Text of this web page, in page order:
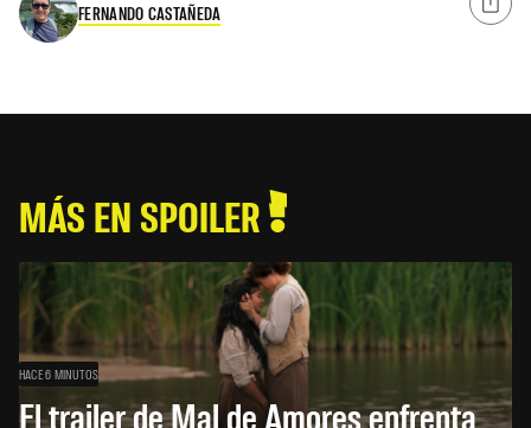
FERNANDO CASTAÑEDA
MÁS EN SPOILER
HACE 6 MINUTOS
El trailer de Mal de Amores enfrenta